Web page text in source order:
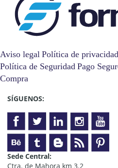
Aviso legal Política de privacidad
Política de Seguridad Pago
Compra
SÍGUENOS:
Sede Central:
Ctra. de Mahora km 3.2